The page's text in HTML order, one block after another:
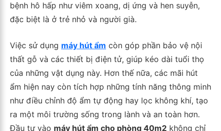
bệnh hô hấp như viêm xoang, dị ứng và hen suyễn,
đặc biệt là ở trẻ nhỏ và người già.
Việc sử dụng máy hút ẩm còn góp phần bảo vệ nội
thất gỗ và các thiết bị điện tử, giúp kéo dài tuổi thọ
của những vật dụng này. Hơn thế nữa, các mãi hút
ẩm hiện nay còn tích hợp những tính năng thông minh
như điều chỉnh độ ẩm tự động hay lọc không khí, tạo
ra một môi trường sống trong lành và an toàn hơn.
Đầu tư vào máy hút ẩm cho phòng 40m2 không chỉ